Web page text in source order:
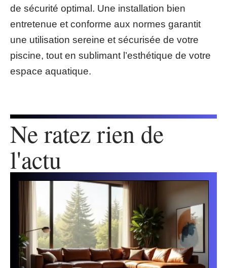
de sécurité optimal. Une installation bien
entretenue et conforme aux normes garantit
une utilisation sereine et sécurisée de votre
piscine, tout en sublimant l’esthétique de votre
espace aquatique.
Ne ratez rien de
l'actu